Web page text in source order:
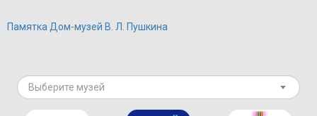
Памятка Дом-музей В. Л. Пушкина
Выберите музей